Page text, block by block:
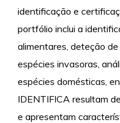
identificação e
portfólio inclui a
alimentares, deteção
espécies invasoras,
espécies domésticas,
IDENTIFICA resultam
e apresentam